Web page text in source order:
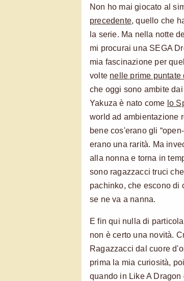
Non ho mai giocato al
precedente, quello che
la serie. Ma nella notte
mi procurai una SEGA
mia fascinazione per
volte nelle prime puntate
che oggi sono ambite
Yakuza è nato come lo
world ad ambientazione
bene cos'erano gli
erano una rarità. Ma
alla nonna e torna in
sono ragazzacci truci
pachinko, che escono di
se ne va a nanna.
E fin qui nulla di
non è certo una novità.
Ragazzacci dal cuore
prima la mia curiosità,
quando in Like A